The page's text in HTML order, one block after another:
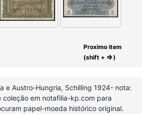
Proximo item
(shift + ⇒)
e Austro-Hungria, Schilling 1924- nota:
em notafilia-kp.com para
papel-moeda histórico original.